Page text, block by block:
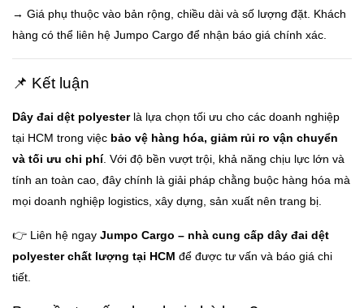
→ Giá phụ thuộc vào bản rộng, chiều dài và số lượng đặt. Khách
hàng có thể liên hệ Jumpo Cargo để nhận báo giá chính xác.
📌 Kết luận
Dây đai dệt polyesterlà lựa chọn tối ưu cho các doanh nghiệp
tại HCM trong việc bảo vệ hàng hóa, giảm rủi ro vận chuyển
và tối ưu chi phí. Với độ bền vượt trội, khả năng chịu lực lớn và
tính an toàn cao, đây chính là giải pháp chằng buộc hàng hóa mà
mọi doanh nghiệp logistics, xây dựng, sản xuất nên trang bị.
👉 Liên hệ ngay Jumpo Cargo – nhà cung cấp dây đai dệt
polyester chất lượng tại HCM để được tư vấn và báo giá chi
tiết.